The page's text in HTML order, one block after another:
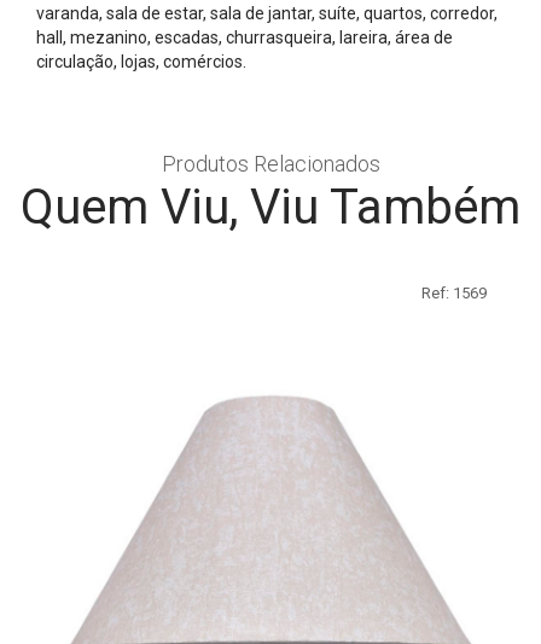
varanda, sala de estar, sala de jantar, suíte, quartos, corredor,
hall, mezanino, escadas, churrasqueira, lareira, área de
circulação, lojas, comércios.
Produtos Relacionados
Quem Viu, Viu Também
Ref: 1569